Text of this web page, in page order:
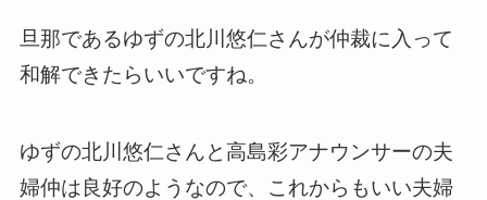
旦那であるゆずの北川悠仁さんが仲裁に入って
和解できたらいいですね。
ゆずの北川悠仁さんと高島彩アナウンサーの夫
婦仲は良好のようなので、これからもいい夫婦